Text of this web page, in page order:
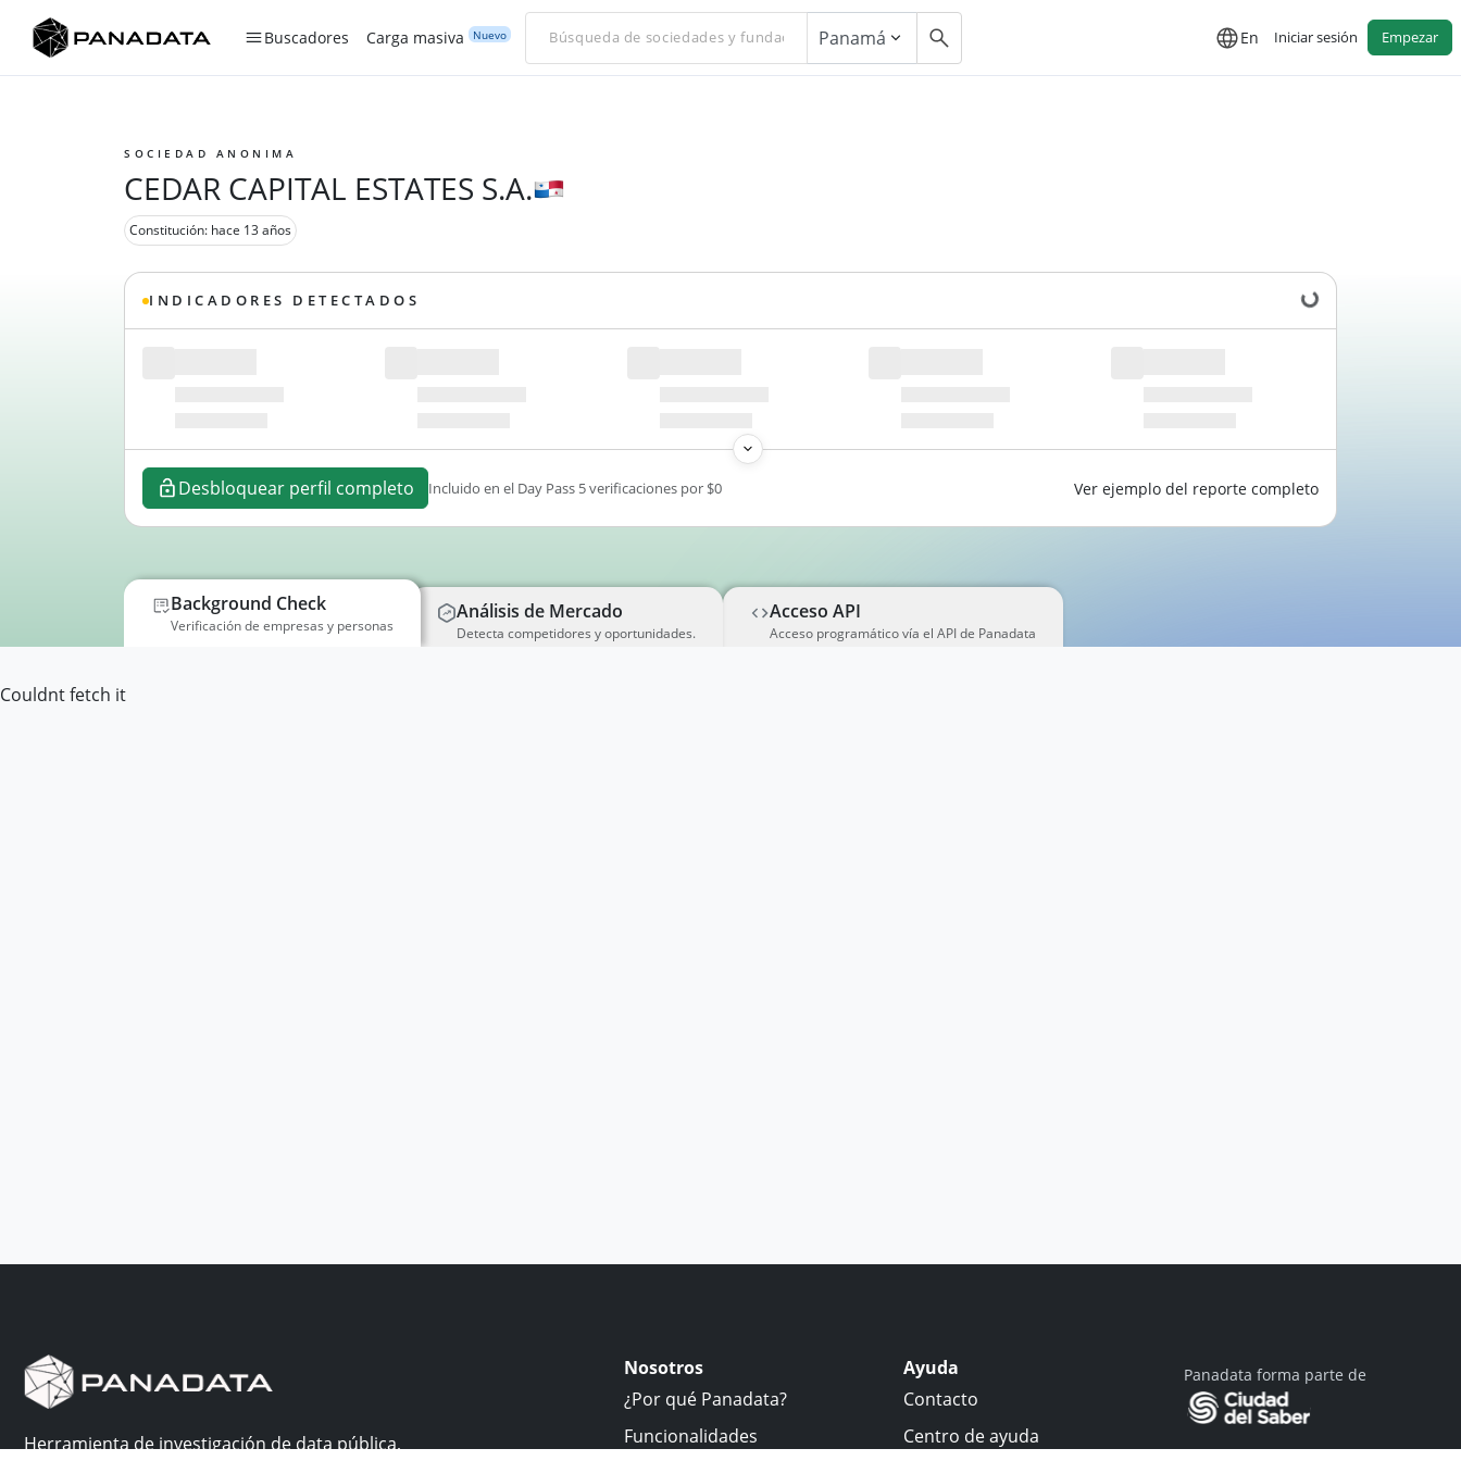
Buscadores Carga masiva Nuevo Panamá En Iniciar sesión Empezar
SOCIEDAD ANONIMA
CEDAR CAPITAL ESTATES S.A.
Constitución: hace 13 años
INDICADORES DETECTADOS Cargando datos...
Desbloquear perfil completo Incluido en el Day Pass 5 verificaciones por $0 Ver ejemplo del reporte completo
Background Check
Verificación de empresas y personas
Análisis de Mercado
Detecta competidores y oportunidades.
Acceso API
Acceso programático vía el API de Panadata
Couldnt fetch it
Herramienta de investigación de data pública,
Nosotros
¿Por qué Panadata?
Funcionalidades
Ayuda
Contacto
Centro de ayuda
Panadata forma parte de